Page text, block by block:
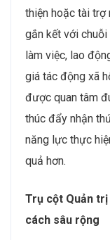
thiện hoặc tài trợ
gắn kết với
làm việc, lao
giá tác động xã
được quan tâm
thúc đẩy nhận
năng lực thực
quả hơn.
Trụ cột Quản
cách sâu rộng